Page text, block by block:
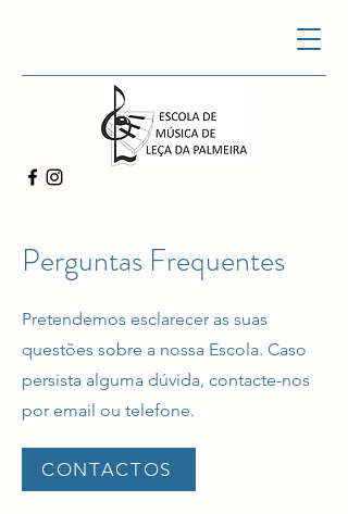
Perguntas Frequentes
Pretendemos esclarecer as suas
questões sobre a nossa Escola. Caso
persista alguma dúvida, contacte-nos
por email ou telefone.
CONTACTOS